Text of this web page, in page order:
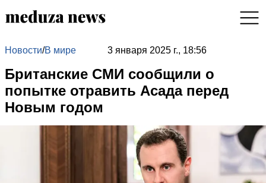
Новости/В мире 3 января 2025 г., 18:56
Британские СМИ сообщили о
попытке отравить Асада перед
Новым годом